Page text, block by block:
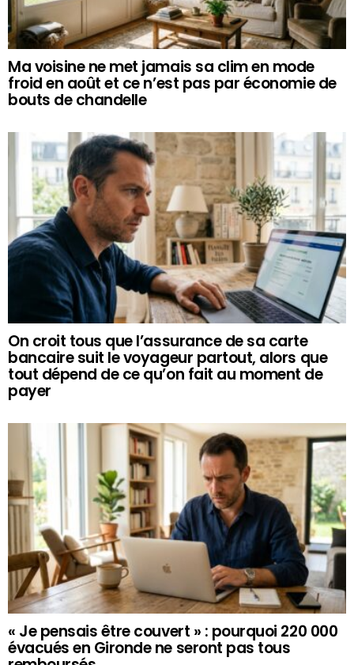
Ma voisine ne met jamais sa clim en mode
froid en août et ce n’est pas par économie de
bouts de chandelle
On croit tous que l’assurance de sa carte
bancaire suit le voyageur partout, alors que
tout dépend de ce qu’on fait au moment de
payer
« Je pensais être couvert » : pourquoi 220 000
évacués en Gironde ne seront pas tous